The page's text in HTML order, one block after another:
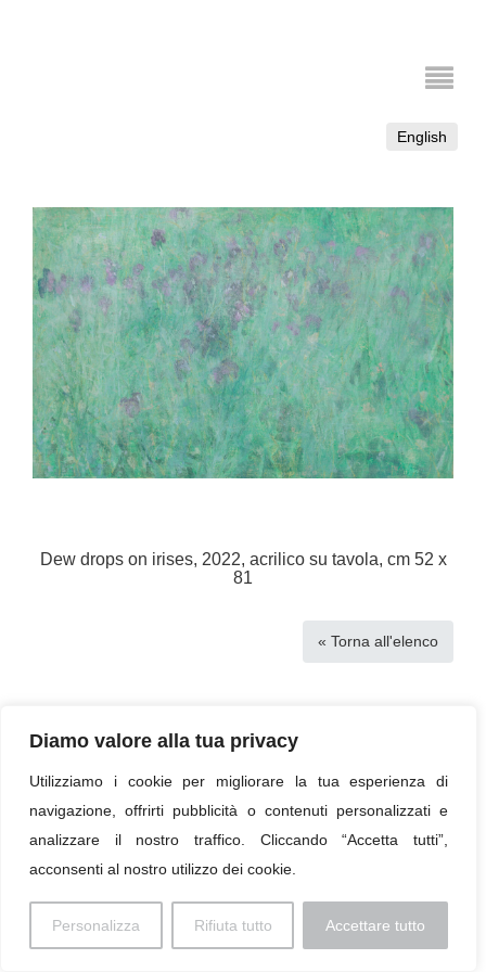
Diamo valore alla tua privacy
Utilizziamo i cookie per migliorare la tua esperienza di
navigazione, offrirti pubblicità o contenuti personalizzati e
analizzare il nostro traffico. Cliccando “Accetta tutti”,
acconsenti al nostro utilizzo dei cookie.
Personalizza Rifiuta tutto Accettare tutto
English
Dew drops on irises, 2022, acrilico su tavola, cm 52 x
81
« Torna all'elenco
© 2026 Paolo Profaizer